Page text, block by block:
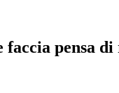
faccia pensa